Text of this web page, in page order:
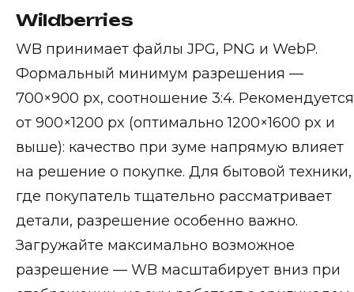
Wildberries
WB принимает файлы JPG, PNG и WebP.
Формальный минимум разрешения —
700×900 px, соотношение 3:4. Рекомендуется
от 900×1200 px (оптимально 1200×1600 px и
выше): качество при зуме напрямую влияет
на решение о покупке. Для бытовой техники,
где покупатель тщательно рассматривает
детали, разрешение особенно важно.
Загружайте максимально возможное
разрешение — WB масштабирует вниз при